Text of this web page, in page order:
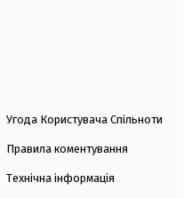
Угода Користувача Спільноти
Правила коментування
Технічна інформація